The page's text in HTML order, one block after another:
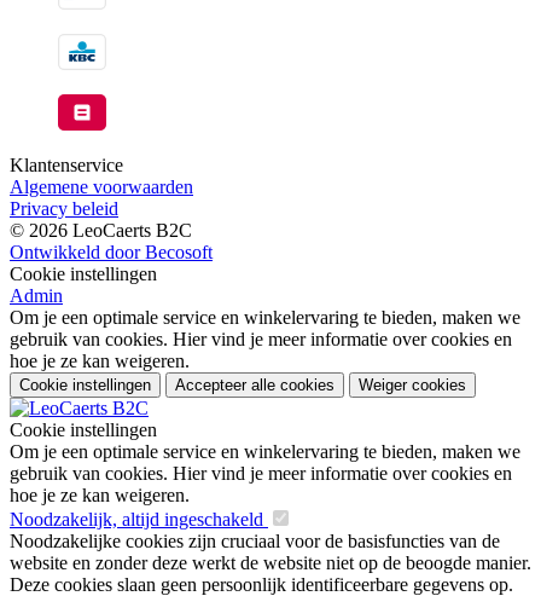
Klantenservice
Algemene voorwaarden
Privacy beleid
© 2026 LeoCaerts B2C
Ontwikkeld door Becosoft
Cookie instellingen
Admin
Om je een optimale service en winkelervaring te bieden, maken we
gebruik van cookies. Hier vind je meer informatie over cookies en
hoe je ze kan weigeren.
Cookie instellingen Accepteer alle cookies Weiger cookies
Cookie instellingen
Om je een optimale service en winkelervaring te bieden, maken we
gebruik van cookies. Hier vind je meer informatie over cookies en
hoe je ze kan weigeren.
Noodzakelijk, altijd ingeschakeld
Noodzakelijke cookies zijn cruciaal voor de basisfuncties van de
website en zonder deze werkt de website niet op de beoogde manier.
Deze cookies slaan geen persoonlijk identificeerbare gegevens op.